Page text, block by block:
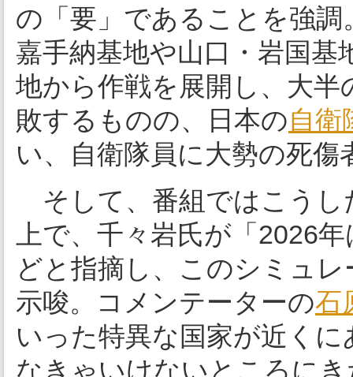
の「要」であることを強
嘉手納基地や山口・岩国基
地から作戦を展開し、大
敗するものの、日本の自衛
い、自衛隊員に大勢の死
そして、番組ではこうし
上で、千々岩氏が「2026
どと指摘し、このシミュ
示唆。コメンテーターの石
いった特異な国家が近く
なきゃいけないところに